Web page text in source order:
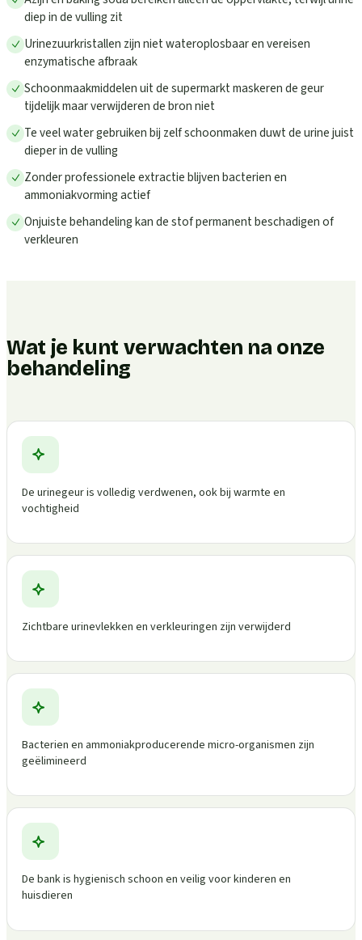
diep in de vulling zit
Urinezuurkristallen zijn niet wateroplosbaar en vereisen
enzymatische afbraak
Schoonmaakmiddelen uit de supermarkt maskeren de geur
tijdelijk maar verwijderen de bron niet
Te veel water gebruiken bij zelf schoonmaken duwt de urine juist
dieper in de vulling
Zonder professionele extractie blijven bacterien en
ammoniakvorming actief
Onjuiste behandeling kan de stof permanent beschadigen of
verkleuren
Wat je kunt verwachten na onze
behandeling
De urinegeur is volledig verdwenen, ook bij warmte en
vochtigheid
Zichtbare urinevlekken en verkleuringen zijn verwijderd
Bacterien en ammoniakproducerende micro-organismen zijn
geëlimineerd
De bank is hygienisch schoon en veilig voor kinderen en
huisdieren